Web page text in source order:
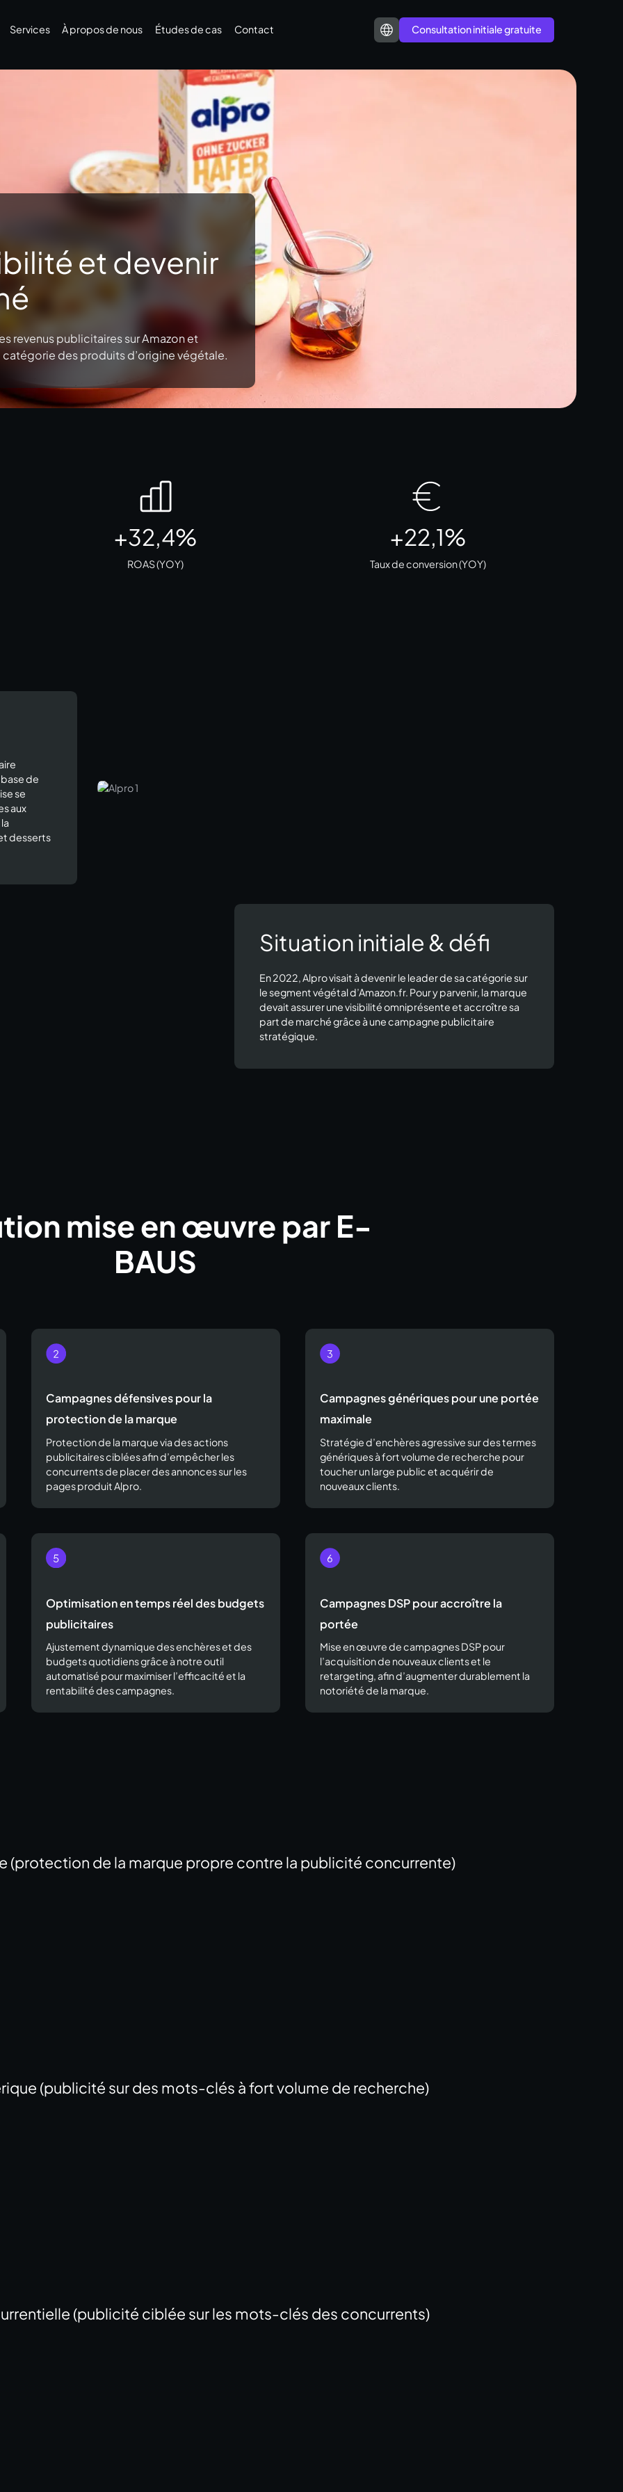
Services À propos de nous Études de cas Contact Consultation initiale gratuite
et devenir
revenus publicitaires sur Amazon et
des produits d’origine végétale.
+32,4%
ROAS (YOY)
+22,1%
Taux de conversion (YOY)
de
se
aux
desserts
Situation initiale & défi
En 2022, Alpro visait à devenir le leader de sa catégorie sur
le segment végétal d’Amazon.fr. Pour y parvenir, la marque
devait assurer une visibilité omniprésente et accroître sa
part de marché grâce à une campagne publicitaire
stratégique.
mise en œuvre par E-
BAUS
Campagnes défensives pour la
protection de la marque
Protection de la marque via des actions
publicitaires ciblées afin d’empêcher les
concurrents de placer des annonces sur les
pages produit Alpro.
Campagnes génériques pour une portée
maximale
Stratégie d’enchères agressive sur des termes
génériques à fort volume de recherche pour
toucher un large public et acquérir de
nouveaux clients.
Optimisation en temps réel des budgets
publicitaires
Ajustement dynamique des enchères et des
budgets quotidiens grâce à notre outil
automatisé pour maximiser l’efficacité et la
rentabilité des campagnes.
Campagnes DSP pour accroître la
portée
Mise en œuvre de campagnes DSP pour
l’acquisition de nouveaux clients et le
retargeting, afin d’augmenter durablement la
notoriété de la marque.
(protection de la marque propre contre la publicité concurrente)
(publicité sur des mots-clés à fort volume de recherche)
(publicité ciblée sur les mots-clés des concurrents)